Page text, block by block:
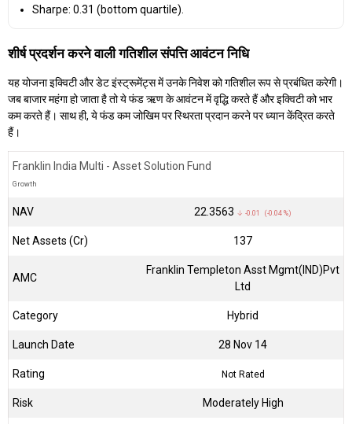
Sharpe: 0.31 (bottom quartile).
शीर्ष प्रदर्शन करने वाली गतिशील संपत्ति आवंटन निधि
यह योजना इक्विटी और डेट इंस्ट्रूमेंट्स में उनके निवेश को गतिशील रूप से प्रबंधित करेगी।
जब बाजार महंगा हो जाता है तो ये फंड ऋण के आवंटन में वृद्धि करते हैं और इक्विटी को भार
कम करते हैं। साथ ही, ये फंड कम जोखिम पर स्थिरता प्रदान करने पर ध्यान केंद्रित करते
हैं।
Franklin India Multi - Asset Solution Fund
Growth
NAV ₹22.3563 ↓ -0.01 (-0.04 %)
Net Assets (Cr) ₹137
AMC
Franklin Templeton Asst Mgmt(IND)Pvt
Ltd
Category Hybrid
Launch Date 28 Nov 14
Rating Not Rated
Risk Moderately High